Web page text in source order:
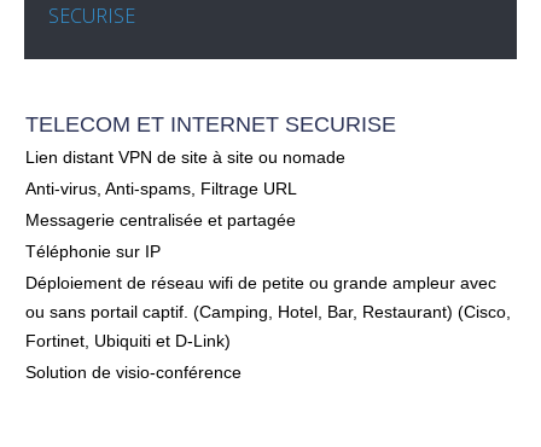
SECURISE
TELECOM ET INTERNET SECURISE
Lien distant VPN de site à site ou nomade
Anti-virus, Anti-spams, Filtrage URL
Messagerie centralisée et partagée
Téléphonie sur IP
Déploiement de réseau wifi de petite ou grande ampleur avec
ou sans portail captif. (Camping, Hotel, Bar, Restaurant) (Cisco,
Fortinet, Ubiquiti et D-Link)
Solution de visio-conférence